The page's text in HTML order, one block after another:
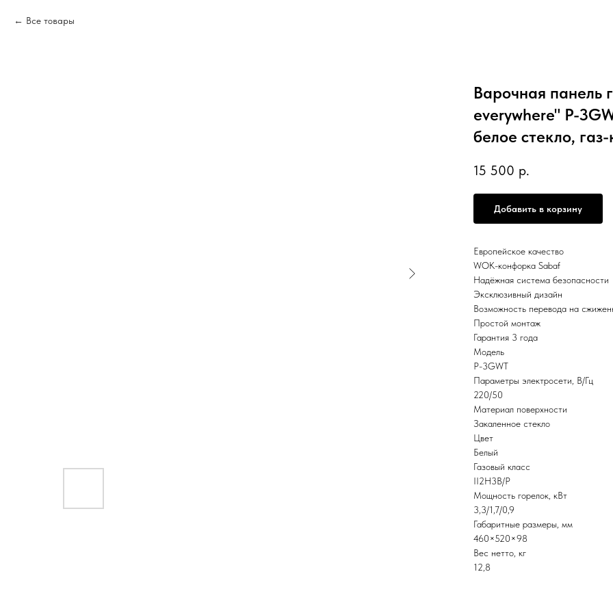
Все товары
Варочная панель
everywhere" P-
белое стекло,
15 500 р.
Добавить в корзину
Европейское качество
WOK-конфорка Sabaf
Надёжная система безопасности
Эксклюзивный дизайн
Возможность перевода на
Простой монтаж
Гарантия 3 года
Модель
P-3GWT
Параметры электросети, В/Гц
220/50
Материал поверхности
Закаленное стекло
Цвет
Белый
Газовый класс
II2H3B/P
Мощность горелок, кВт
3,3/1,7/0,9
Габаритные размеры, мм
460×520×98
Вес нетто, кг
12,8